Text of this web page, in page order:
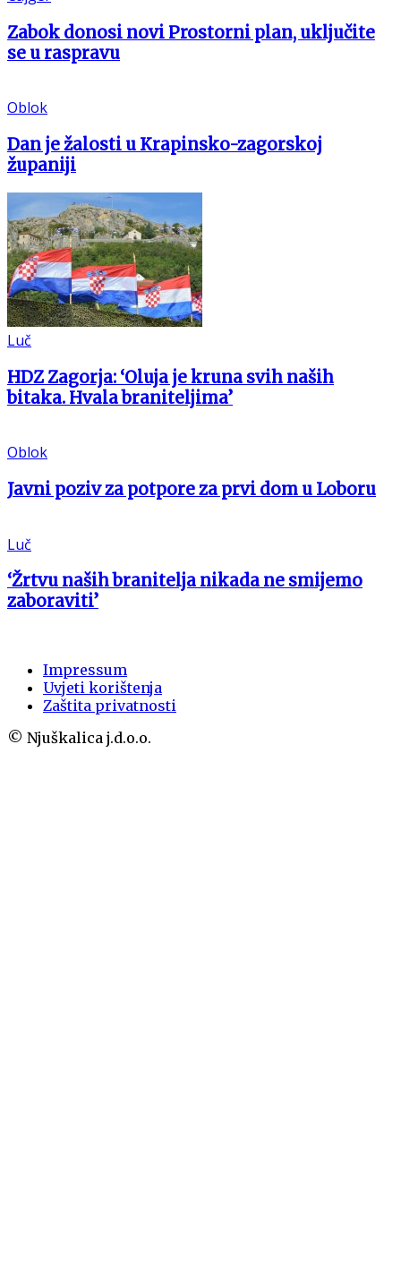
Zabok donosi novi Prostorni plan, uključite
se u raspravu
Oblok
Dan je žalosti u Krapinsko-zagorskoj
županiji
Luč
HDZ Zagorja: ‘Oluja je kruna svih naših
bitaka. Hvala braniteljima’
Oblok
Javni poziv za potpore za prvi dom u Loboru
Luč
‘Žrtvu naših branitelja nikada ne smijemo
zaboraviti’
Impressum
Uvjeti korištenja
Zaštita privatnosti
© Njuškalica j.d.o.o.